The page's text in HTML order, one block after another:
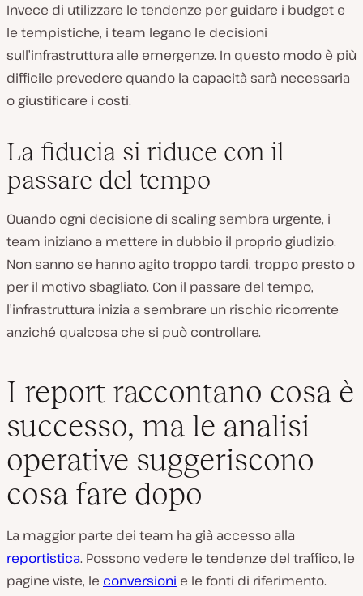
Invece di utilizzare le tendenze per guidare i budget e
le tempistiche, i team legano le decisioni
sull’infrastruttura alle emergenze. In questo modo è più
difficile prevedere quando la capacità sarà necessaria
o giustificare i costi.
La fiducia si riduce con il
passare del tempo
Quando ogni decisione di scaling sembra urgente, i
team iniziano a mettere in dubbio il proprio giudizio.
Non sanno se hanno agito troppo tardi, troppo presto o
per il motivo sbagliato. Con il passare del tempo,
l’infrastruttura inizia a sembrare un rischio ricorrente
anziché qualcosa che si può controllare.
I report raccontano cosa è
successo, ma le analisi
operative suggeriscono
cosa fare dopo
La maggior parte dei team ha già accesso alla
reportistica. Possono vedere le tendenze del traffico, le
pagine viste, le conversioni e le fonti di riferimento.